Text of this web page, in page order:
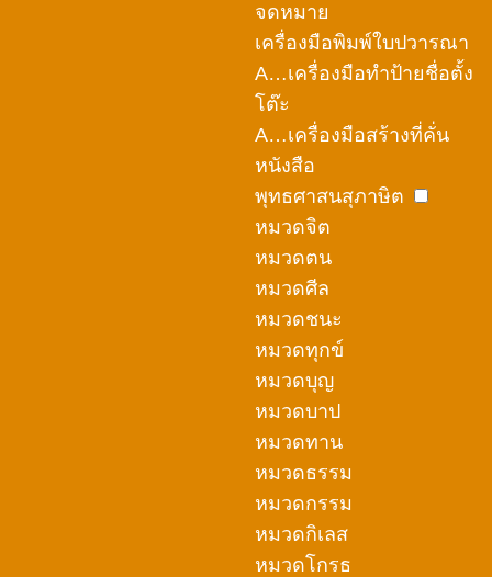
จดหมาย
เครื่องมือพิมพ์ใบปวารณา
A…เครื่องมือทำป้ายชื่อตั้ง
โต๊ะ
A…เครื่องมือสร้างที่คั่น
หนังสือ
พุทธศาสนสุภาษิต
หมวดจิต
หมวดตน
หมวดศีล
หมวดชนะ
หมวดทุกข์
หมวดบุญ
หมวดบาป
หมวดทาน
หมวดธรรม
หมวดกรรม
หมวดกิเลส
หมวดโกรธ